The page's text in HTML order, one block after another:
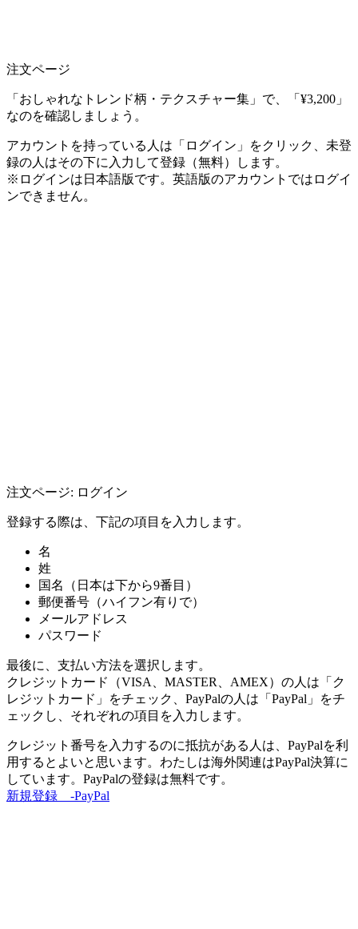
注文ページ
「おしゃれなトレンド柄・テクスチャー集」で、「¥3,200」
なのを確認しましょう。
アカウントを持っている人は「ログイン」をクリック、未登
録の人はその下に入力して登録（無料）します。
※ログインは日本語版です。英語版のアカウントではログイ
ンできません。
注文ページ: ログイン
登録する際は、下記の項目を入力します。
名
姓
国名（日本は下から9番目）
郵便番号（ハイフン有りで）
メールアドレス
パスワード
最後に、支払い方法を選択します。
クレジットカード（VISA、MASTER、AMEX）の人は「ク
レジットカード」をチェック、PayPalの人は「PayPal」をチ
ェックし、それぞれの項目を入力します。
クレジット番号を入力するのに抵抗がある人は、PayPalを利
用するとよいと思います。わたしは海外関連はPayPal決算に
しています。PayPalの登録は無料です。
新規登録 -PayPal